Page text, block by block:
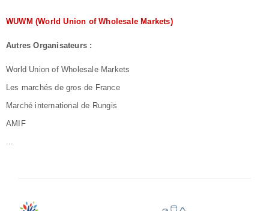
WUWM (World Union of Wholesale Markets)
Autres Organisateurs :
World Union of Wholesale Markets
Les marchés de gros de France
Marché international de Rungis
AMIF